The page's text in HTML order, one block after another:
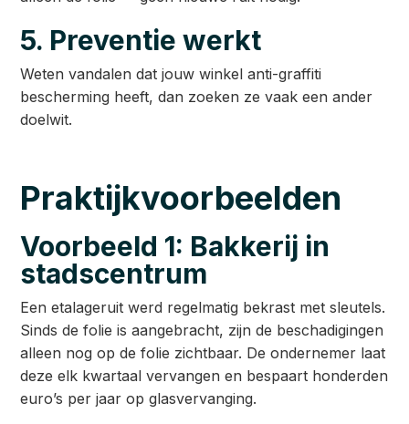
5. Preventie werkt
Weten vandalen dat jouw winkel anti-graffiti
bescherming heeft, dan zoeken ze vaak een ander
doelwit.
Praktijkvoorbeelden
Voorbeeld 1: Bakkerij in
stadscentrum
Een etalageruit werd regelmatig bekrast met sleutels.
Sinds de folie is aangebracht, zijn de beschadigingen
alleen nog op de folie zichtbaar. De ondernemer laat
deze elk kwartaal vervangen en bespaart honderden
euro’s per jaar op glasvervanging.